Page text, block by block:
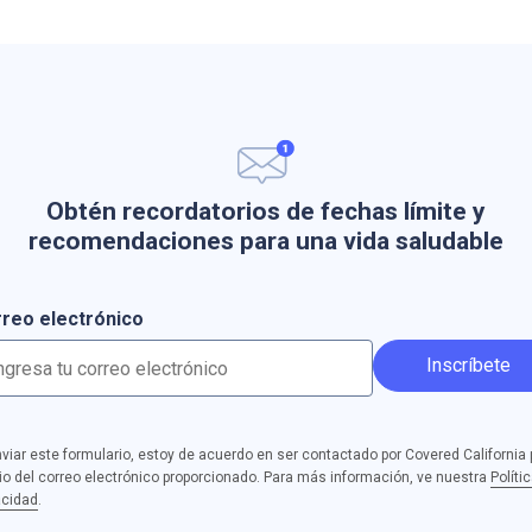
Obtén recordatorios de fechas límite y
recomendaciones para una vida saludable
electrónico
Inscríbete
este formulario, estoy de acuerdo en ser contactado por Covered California
del correo electrónico proporcionado. Para más información, ve nuestra
.